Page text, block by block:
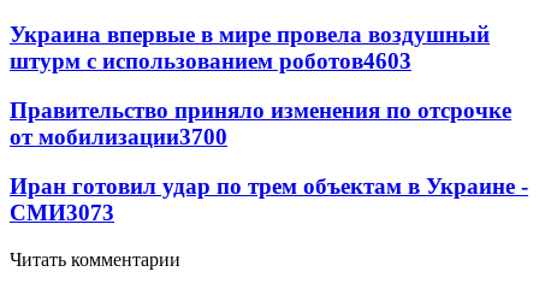
Украина впервые в мире провела воздушный
штурм с использованием роботов4603
Правительство приняло изменения по отсрочке
от мобилизации3700
Иран готовил удар по трем объектам в Украине -
СМИ3073
Читать комментарии